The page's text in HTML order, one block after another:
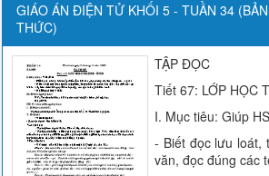
GIÁO ÁN ĐIỆN TỬ KHỐI 5 - TUẦN 34
THỨC)
TẬP ĐỌC
Tiết 67: LỚP HỌC
I. Mục tiêu: Giúp
- Biết đọc lưu loát,
văn, đọc đúng các